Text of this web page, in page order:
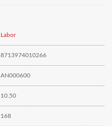
Labor
8713974010266
AN000600
10.50
168